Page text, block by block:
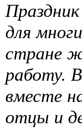
для
стране
работу.
вместе
отцы и